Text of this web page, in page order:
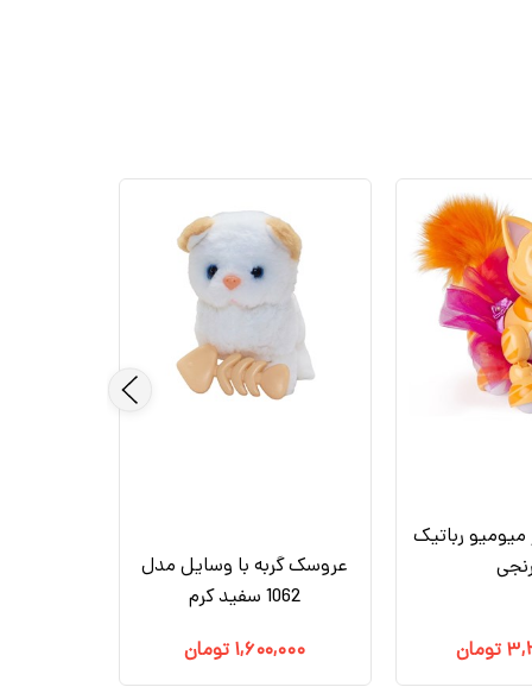
عروسک گربه با وسایل مدل
1062 سفید کرم
۱,۶۰۰,۰۰۰تومان
رباتیک
تومان